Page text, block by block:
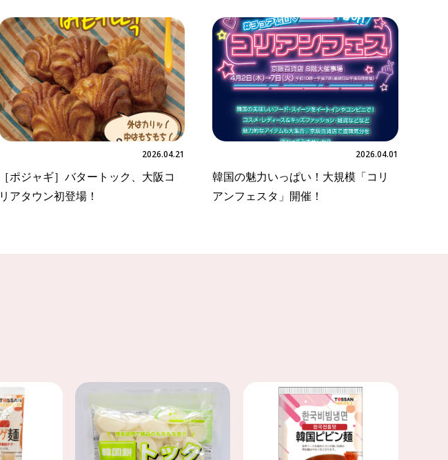
2026.04.21
［ポジャギ］バタートック、大阪コ
リアタウン初登場！
2026.04.01
韓国の魅力いっぱい！大規模「コリ
アンフェスタ」開催！